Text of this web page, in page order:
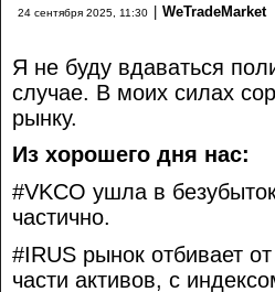
24 сентября 2025, 11:30 WeTradeMarket
Я не буду вдаваться
случае. В моих силах
рынку.
Из хорошего дня нас:
#VKCO ушла в
частично.
#IRUS рынок отбивает
части активов, с